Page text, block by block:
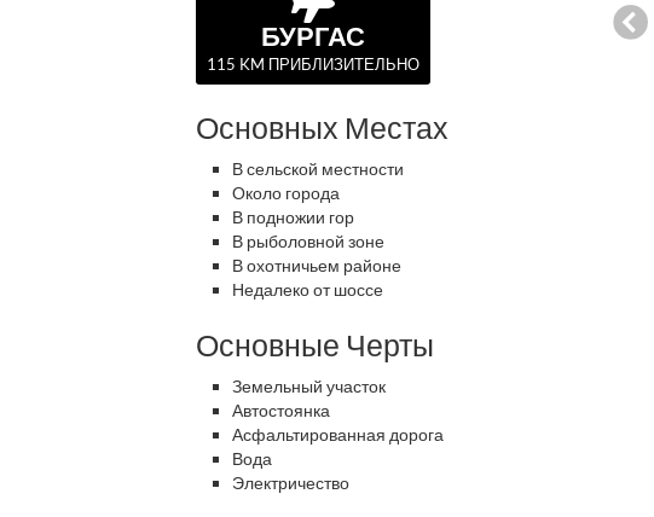
БУРГАС
115 KM ПРИБЛИЗИТЕЛЬНО
Основных Местах
В сельской местности
Около города
В подножии гор
В рыболовной зоне
В охотничьем районе
Недалеко от шоссе
Основные Черты
Земельный участок
Автостоянка
Асфальтированная дорога
Вода
Электричество